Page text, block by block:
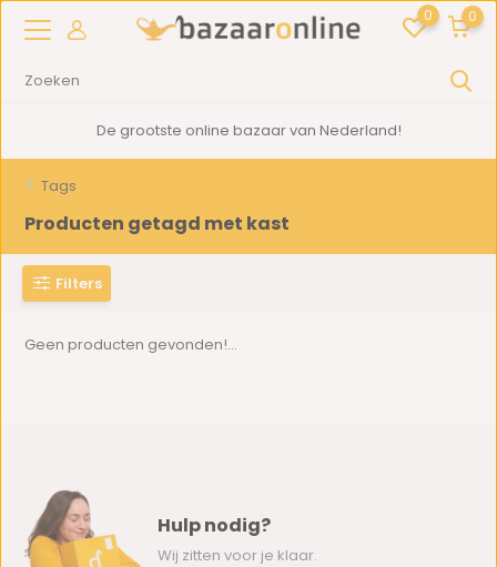
0 0
De grootste online bazaar van Nederland!
Tags
Producten getagd met kast
Filters
Geen producten gevonden!...
Hulp nodig?
Wij zitten voor je klaar.